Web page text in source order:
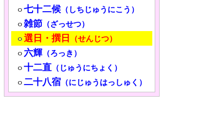
七十二候 （しちじゅうにこう）
雑節 （ざっせつ）
選日・撰日 （せんじつ）
六輝 （ろっき）
十二直 （じゅうにちょく）
二十八宿 （にじゅうはっしゅく）